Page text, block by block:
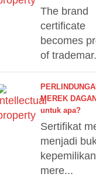
The brand
certificate
becomes
of
MEREK
untuk apa?
Sertifikat
menjadi
kepemilikan
mere...